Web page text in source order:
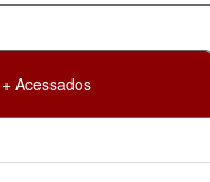
+ Acessados